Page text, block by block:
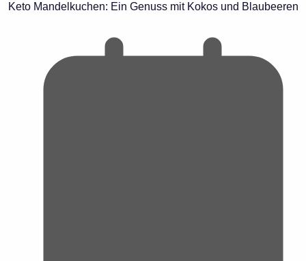
Keto Mandelkuchen: Ein Genuss mit Kokos und Blaubeeren